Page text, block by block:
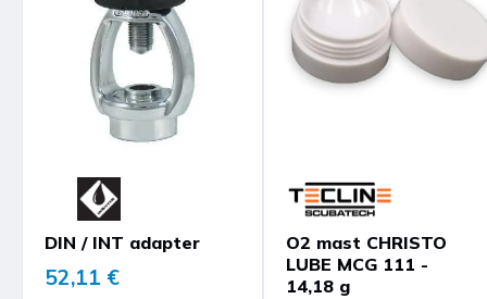
DIN / INT adapter
52,11 €
O2 mast CHRISTO
LUBE MCG 111 -
14,18 g